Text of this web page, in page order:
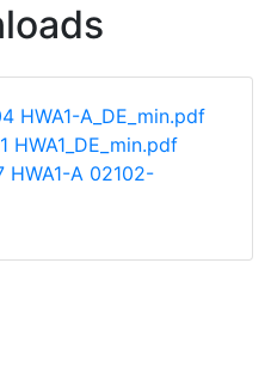
HWA1-A_DE_min.pdf
HWA1_DE_min.pdf
HWA1-A 02102-